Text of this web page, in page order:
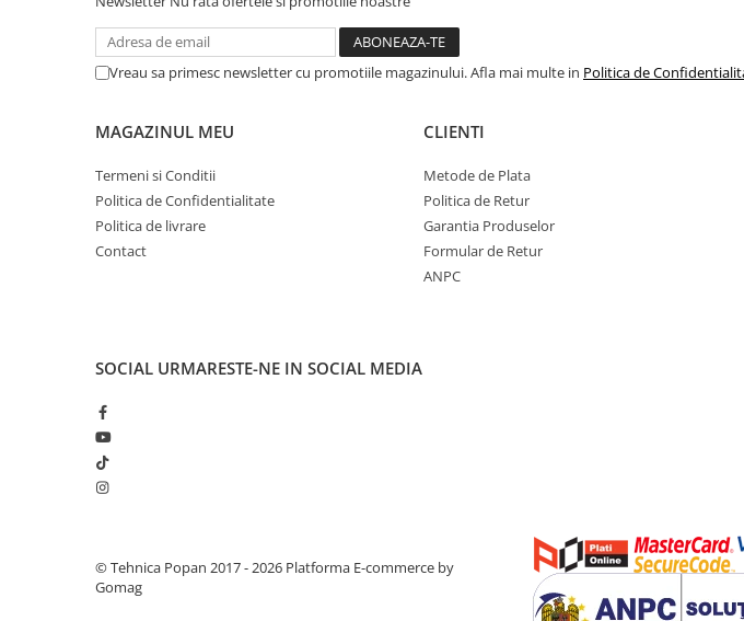
1.5.10. Distributie si accesorii
1.6. Electrice
1.6.2. Alternatoare
1.6.3. Instalații de Iluminat
1.6.5. Întrerupătoare
1.6.6 Priza & Stechere
1.6.7. Diverse
1.7. Sisteme de franare
1.7.2. Placute de frana
300 Lei - 400 Lei
400 Lei - 500 Lei (1)
Vreau sa primesc newsletter cu promotiile magazinului. Afla mai multe in Politica de
MAGAZINUL MEU
Termeni si Conditii
Politica de Confidentialitate
Politica de livrare
Contact
CLIENTI
Metode de Plata
Politica de Retur
Garantia Produselor
Formular de Retur
ANPC
SOCIAL URMARESTE-NE IN SOCIAL MEDIA
© Tehnica Popan 2017 - 2026 Platforma E-commerce by
Gomag